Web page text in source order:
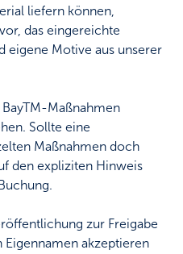
liefern können,
das eingereichte
eigene Motive aus unserer
Maßnahmen
Sollte eine
Maßnahmen doch
den expliziten Hinweis
zur Freigabe
Eigennamen akzeptieren